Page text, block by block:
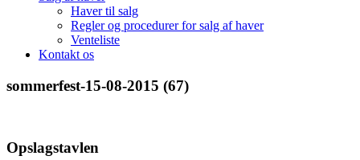
Haver til salg
Regler og procedurer for salg af haver
Venteliste
Kontakt os
sommerfest-15-08-2015 (67)
Opslagstavlen